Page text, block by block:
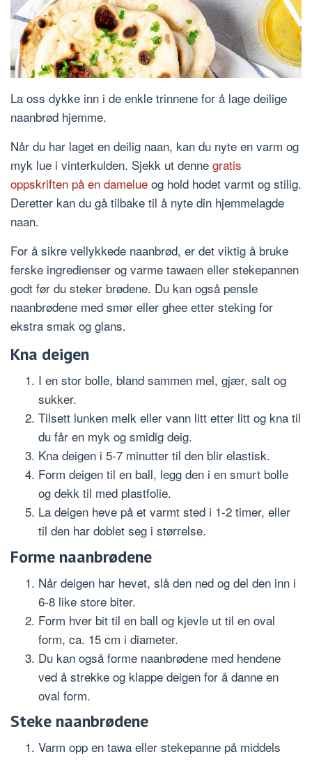
La oss dykke inn i de enkle trinnene for å lage deilige
naanbrød hjemme.
Når du har laget en deilig naan, kan du nyte en varm og
myk lue i vinterkulden. Sjekk ut denne gratis
oppskriften på en damelue og hold hodet varmt og stilig.
Deretter kan du gå tilbake til å nyte din hjemmelagde
naan.
For å sikre vellykkede naanbrød, er det viktig å bruke
ferske ingredienser og varme tawaen eller stekepannen
godt før du steker brødene. Du kan også pensle
naanbrødene med smør eller ghee etter steking for
ekstra smak og glans.
Kna deigen
I en stor bolle, bland sammen mel, gjær, salt og
sukker.
Tilsett lunken melk eller vann litt etter litt og kna til
du får en myk og smidig deig.
Kna deigen i 5-7 minutter til den blir elastisk.
Form deigen til en ball, legg den i en smurt bolle
og dekk til med plastfolie.
La deigen heve på et varmt sted i 1-2 timer, eller
til den har doblet seg i størrelse.
Forme naanbrødene
Når deigen har hevet, slå den ned og del den inn i
6-8 like store biter.
Form hver bit til en ball og kjevle ut til en oval
form, ca. 15 cm i diameter.
Du kan også forme naanbrødene med hendene
ved å strekke og klappe deigen for å danne en
oval form.
Steke naanbrødene
Varm opp en tawa eller stekepanne på middels